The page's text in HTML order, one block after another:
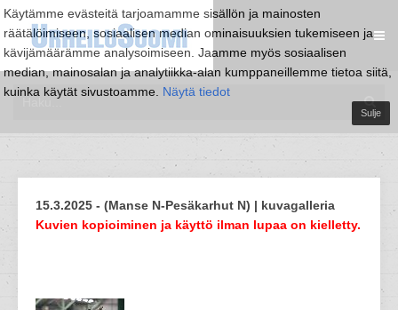
Käytämme evästeitä tarjoamamme sisällön ja mainosten
räätälöimiseen, sosiaalisen median ominaisuuksien tukemiseen ja
kävijämäärämme analysoimiseen. Jaamme myös sosiaalisen
median, mainosalan ja analytiikka-alan kumppaneillemme tietoa siitä,
kuinka käytät sivustoamme. Näytä tiedot
Sulje
15.3.2025 - (Manse N-Pesäkarhut N) | kuvagalleria
Kuvien kopioiminen ja käyttö ilman lupaa on kielletty.